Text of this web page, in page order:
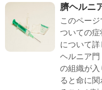
臍ヘルニ
このペー
ついての
について
ヘルニア
の組織が
ると命に